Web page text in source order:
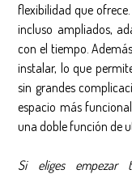
flexibilidad que
incluso ampliados,
con el tiempo.
instalar, lo que
sin grandes
espacio más
una doble función de
Si eliges